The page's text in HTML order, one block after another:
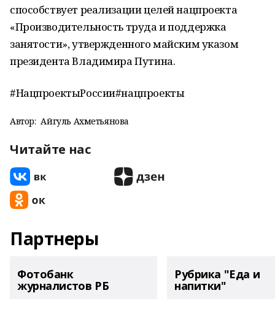
способствует реализации целей нацпроекта
«Производительность труда и поддержка
занятости», утвержденного майским указом
президента Владимира Путина.
#НацпроектыРоссии#нацпроекты
Автор: Айгуль Ахметьянова
Читайте нас
Партнеры
Фотобанк
журналистов РБ
Рубрика "Еда и
напитки"